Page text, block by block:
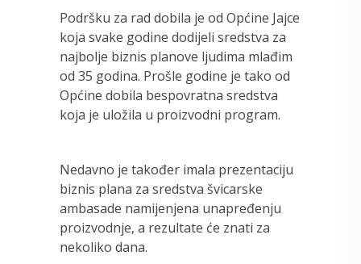
Podršku za rad dobila je od Općine Jajce
koja svake godine dodijeli sredstva za
najbolje biznis planove ljudima mlađim
od 35 godina. Prošle godine je tako od
Općine dobila bespovratna sredstva
koja je uložila u proizvodni program.
Nedavno je također imala prezentaciju
biznis plana za sredstva švicarske
ambasade namijenjena unapređenju
proizvodnje, a rezultate će znati za
nekoliko dana.